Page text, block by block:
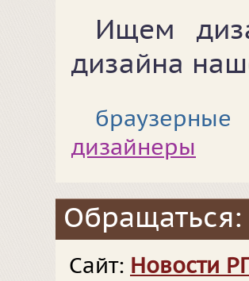
Ищем
дизайна
дизайнеры
Обращаться:
Сайт: Новости